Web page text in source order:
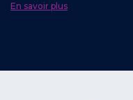
En savoir plus